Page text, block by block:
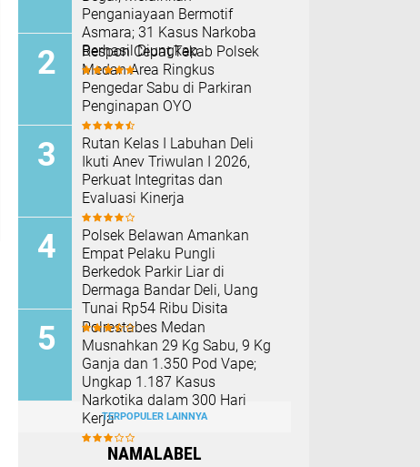
Penganiayaan Bermotif
Asmara; 31 Kasus Narkoba
Berhasil Diungkap
Respon Cepat,Tekab Polsek
Medan Area Ringkus
Pengedar Sabu di Parkiran
Penginapan OYO
Rutan Kelas I Labuhan Deli
Ikuti Anev Triwulan I 2026,
Perkuat Integritas dan
Evaluasi Kinerja
Polsek Belawan Amankan
Empat Pelaku Pungli
Berkedok Parkir Liar di
Dermaga Bandar Deli, Uang
Tunai Rp54 Ribu Disita
Polrestabes Medan
Musnahkan 29 Kg Sabu, 9 Kg
Ganja dan 1.350 Pod Vape;
Ungkap 1.187 Kasus
Narkotika dalam 300 Hari
KerjaTERPOPULER LAINNYA
NAMALABEL